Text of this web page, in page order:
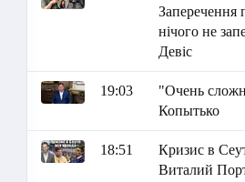
Заперечення
нічого не
Девіс
19:03
"Очень
Копытько
18:51
Кризис в
Виталий